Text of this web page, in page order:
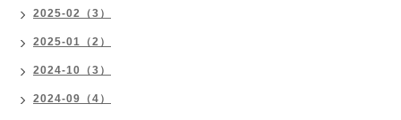
2025-02（3）
2025-01（2）
2024-10（3）
2024-09（4）